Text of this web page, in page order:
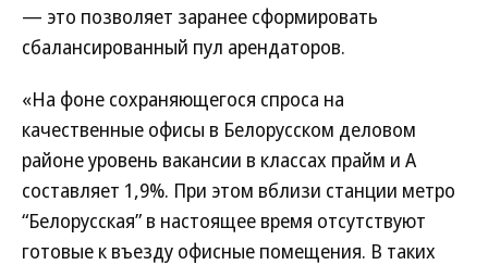
— это позволяет заранее сформировать
сбалансированный пул арендаторов.
«На фоне сохраняющегося спроса на
качественные офисы в Белорусском деловом
районе уровень вакансии в классах прайм и А
составляет 1,9%. При этом вблизи станции метро
“Белорусская” в настоящее время отсутствуют
готовые к въезду офисные помещения. В таких